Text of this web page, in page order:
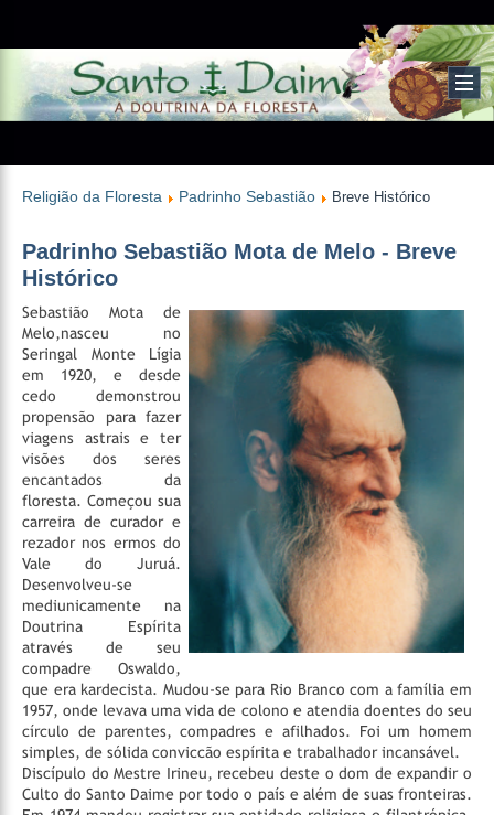
Religião da Floresta Padrinho Sebastião Breve Histórico
Padrinho Sebastião Mota de Melo - Breve
Histórico
Sebastião Mota de
Melo,nasceu no
Seringal Monte Lígia
em 1920, e desde
cedo demonstrou
propensão para fazer
viagens astrais e ter
visões dos seres
encantados da
floresta. Começou sua
carreira de curador e
rezador nos ermos do
Vale do Juruá.
Desenvolveu-se
mediunicamente na
Doutrina Espírita
através de seu
compadre Oswaldo,
que era kardecista. Mudou-se para Rio Branco com a família em
1957, onde levava uma vida de colono e atendia doentes do seu
círculo de parentes, compadres e afilhados. Foi um homem
simples, de sólida conviccão espírita e trabalhador incansável.
Discípulo do Mestre Irineu, recebeu deste o dom de expandir o
Culto do Santo Daime por todo o país e além de suas fronteiras.